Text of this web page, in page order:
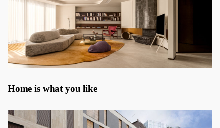
Home is what you like